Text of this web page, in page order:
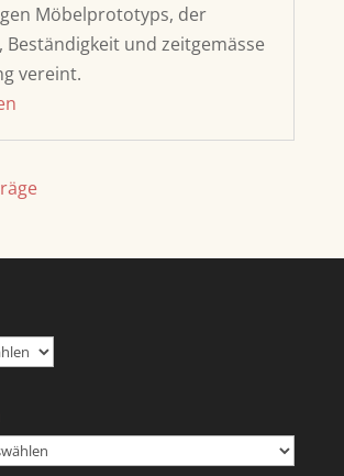
Möbelprototyps, der
Beständigkeit und zeitgemässe
vereint.